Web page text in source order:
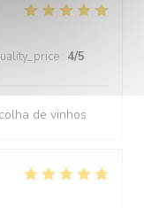
: 4/5
de vinhos